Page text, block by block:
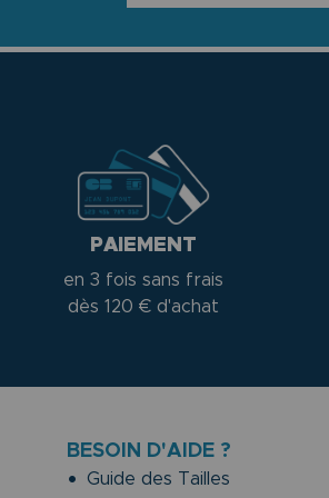
PAIEMENT
en 3 fois sans frais
dès 120 € d'achat
BESOIN D'AIDE ?
Guide des Tailles